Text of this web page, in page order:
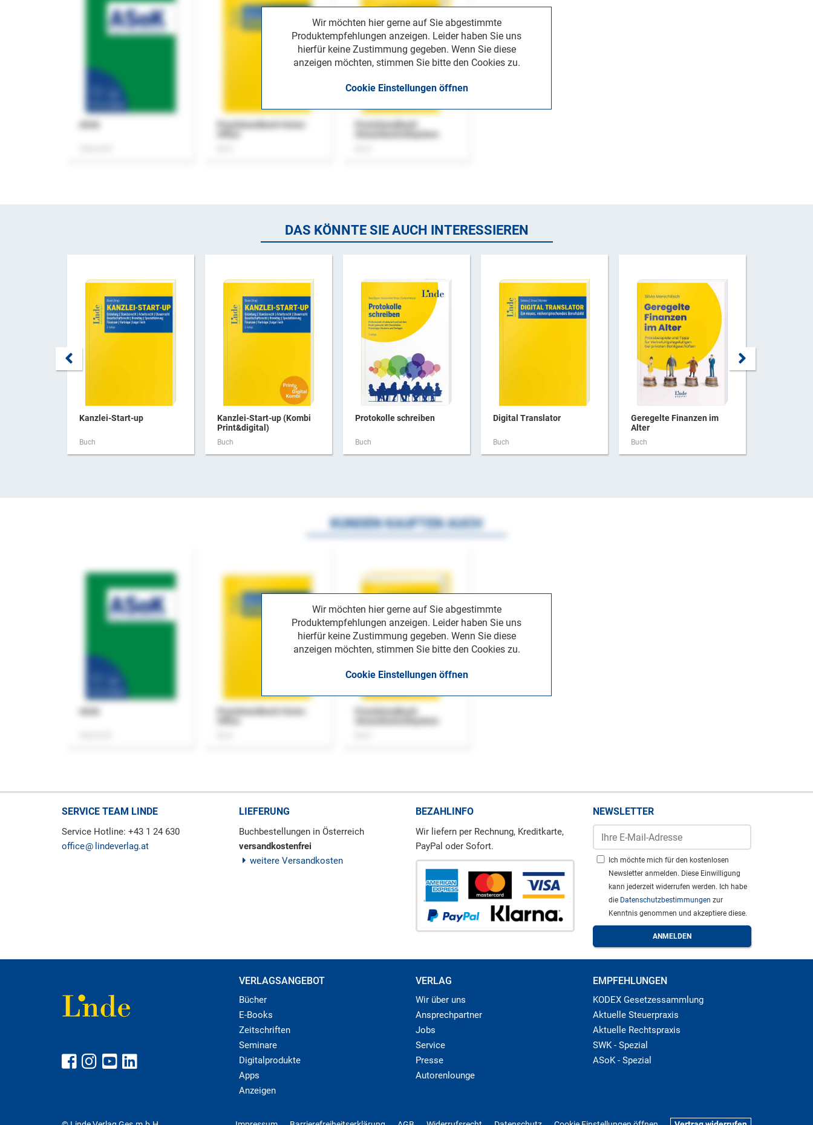
Wir möchten hier gerne auf Sie abgestimmte
Produktempfehlungen anzeigen. Leider haben Sie uns
hierfür keine Zustimmung gegeben. Wenn Sie diese
anzeigen möchten, stimmen Sie bitte den Cookies zu.
Cookie Einstellungen öffnen
Praxishandbuch Home-
Praxishandbuch
DAS KÖNNTE SIE AUCH INTERESSIEREN
Kanzlei-Start-up
Buch
Kanzlei-Start-up (Kombi
Print&digital)
Buch
Protokolle schreiben
Buch
Digital Translator
Buch
Geregelte Finanzen im
Alter
Buch
Wir möchten hier gerne auf Sie abgestimmte
Produktempfehlungen anzeigen. Leider haben Sie uns
hierfür keine Zustimmung gegeben. Wenn Sie diese
anzeigen möchten, stimmen Sie bitte den Cookies zu.
Cookie Einstellungen öffnen
KUNDEN KAUFTEN AUCH
Praxishandbuch Home-
Praxishandbuch
SERVICE TEAM LINDE
Service Hotline: +43 1 24 630
office
lindeverlag.at
LIEFERUNG
Buchbestellungen in Österreich
versandkostenfrei
weitere Versandkosten
BEZAHLINFO
Wir liefern per Rechnung, Kreditkarte,
PayPal oder Sofort.
NEWSLETTER
Ich möchte mich für den kostenlosen
Newsletter anmelden. Diese Einwilligung
kann jederzeit widerrufen werden. Ich habe
die Datenschutzbestimmungen zur
Kenntnis genommen und akzeptiere diese.
VERLAGSANGEBOT
Bücher
E-Books
Zeitschriften
Seminare
Digitalprodukte
Apps
Anzeigen
VERLAG
Wir über uns
Ansprechpartner
Jobs
Service
Presse
Autorenlounge
EMPFEHLUNGEN
KODEX Gesetzessammlung
Aktuelle Steuerpraxis
Aktuelle Rechtspraxis
SWK - Spezial
ASoK - Spezial